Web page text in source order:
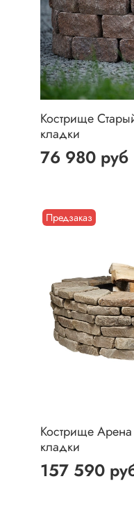
Кострище
кладки
76 980 руб
Предзаказ
Кострище
кладки
157 590